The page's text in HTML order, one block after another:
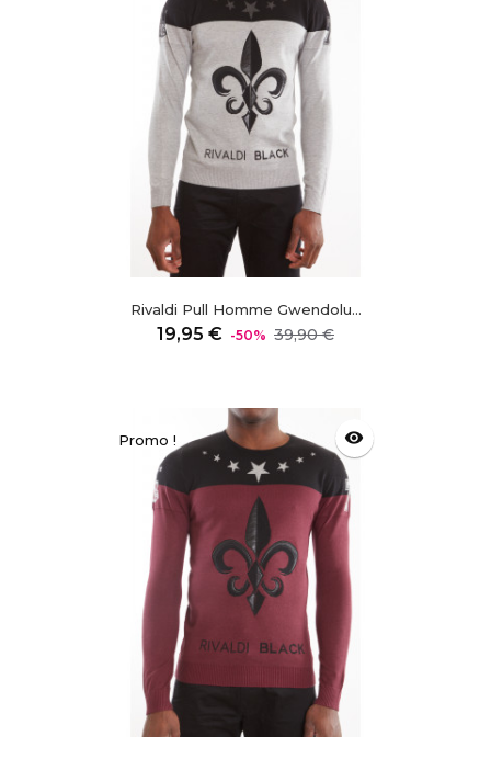
Rivaldi Pull Homme Gwendolu...
19,95 € Prix
-50% 39,90 €Prix
Promo ! visibility